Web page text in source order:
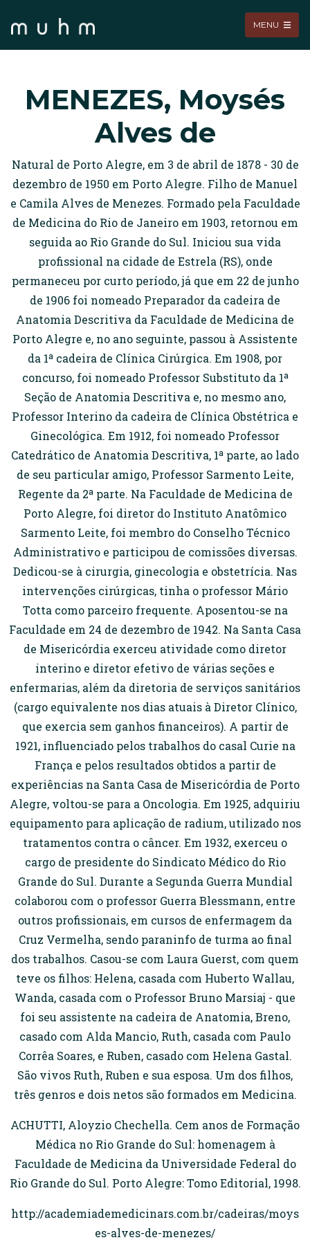
MENU
MENEZES, Moysés
Alves de
Natural de Porto Alegre, em 3 de abril de 1878 - 30 de
dezembro de 1950 em Porto Alegre. Filho de Manuel
e Camila Alves de Menezes. Formado pela Faculdade
de Medicina do Rio de Janeiro em 1903, retornou em
seguida ao Rio Grande do Sul. Iniciou sua vida
profissional na cidade de Estrela (RS), onde
permaneceu por curto período, já que em 22 de junho
de 1906 foi nomeado Preparador da cadeira de
Anatomia Descritiva da Faculdade de Medicina de
Porto Alegre e, no ano seguinte, passou à Assistente
da 1ª cadeira de Clínica Cirúrgica. Em 1908, por
concurso, foi nomeado Professor Substituto da 1ª
Seção de Anatomia Descritiva e, no mesmo ano,
Professor Interino da cadeira de Clínica Obstétrica e
Ginecológica. Em 1912, foi nomeado Professor
Catedrático de Anatomia Descritiva, 1ª parte, ao lado
de seu particular amigo, Professor Sarmento Leite,
Regente da 2ª parte. Na Faculdade de Medicina de
Porto Alegre, foi diretor do Instituto Anatômico
Sarmento Leite, foi membro do Conselho Técnico
Administrativo e participou de comissões diversas.
Dedicou-se à cirurgia, ginecologia e obstetrícia. Nas
intervenções cirúrgicas, tinha o professor Mário
Totta como parceiro frequente. Aposentou-se na
Faculdade em 24 de dezembro de 1942. Na Santa Casa
de Misericórdia exerceu atividade como diretor
interino e diretor efetivo de várias seções e
enfermarias, além da diretoria de serviços sanitários
(cargo equivalente nos dias atuais à Diretor Clínico,
que exercia sem ganhos financeiros). A partir de
1921, influenciado pelos trabalhos do casal Curie na
França e pelos resultados obtidos a partir de
experiências na Santa Casa de Misericórdia de Porto
Alegre, voltou-se para a Oncologia. Em 1925, adquiriu
equipamento para aplicação de radium, utilizado nos
tratamentos contra o câncer. Em 1932, exerceu o
cargo de presidente do Sindicato Médico do Rio
Grande do Sul. Durante a Segunda Guerra Mundial
colaborou com o professor Guerra Blessmann, entre
outros profissionais, em cursos de enfermagem da
Cruz Vermelha, sendo paraninfo de turma ao final
dos trabalhos. Casou-se com Laura Guerst, com quem
teve os filhos: Helena, casada com Huberto Wallau,
Wanda, casada com o Professor Bruno Marsiaj - que
foi seu assistente na cadeira de Anatomia, Breno,
casado com Alda Mancio, Ruth, casada com Paulo
Corrêa Soares, e Ruben, casado com Helena Gastal.
São vivos Ruth, Ruben e sua esposa. Um dos filhos,
três genros e dois netos são formados em Medicina.
ACHUTTI, Aloyzio Chechella. Cem anos de Formação
Médica no Rio Grande do Sul: homenagem à
Faculdade de Medicina da Universidade Federal do
Rio Grande do Sul. Porto Alegre: Tomo Editorial, 1998.
http://academiademedicinars.com.br/cadeiras/moys
es-alves-de-menezes/